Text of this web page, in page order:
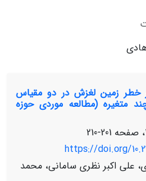
خطر زمین لغزش در دو مقیاس
متغیره (مطالعه موردی حوزه
201-210
https://doi.org/
علی اکبر نظری سامانی، محمد